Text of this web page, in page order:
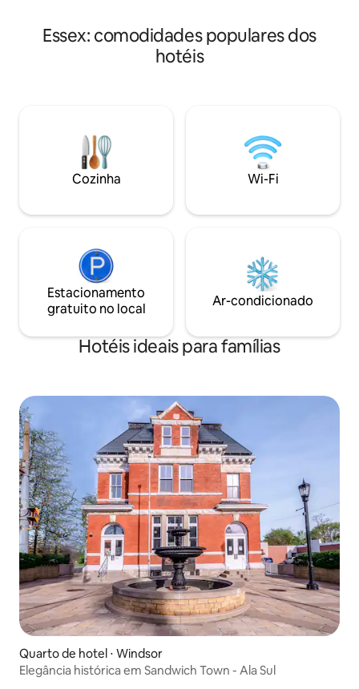
transfronteiriças para Detroit. Comece
o dia com café da manhã quente
gratuito, relaxe na piscina coberta e
moderno e acolhedor.
Detroit. Start
breakfast, relax
Essex: comodidades populares dos
hotéis
Cozinha Wi-Fi
Estacionamento
gratuito no local
Ar-condicionado
Hotéis ideais para famílias
Quarto de hotel ⋅ Windsor
Elegância histórica em Sandwich Town - Ala Sul